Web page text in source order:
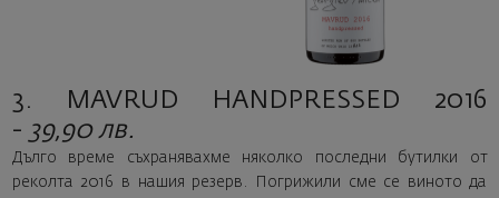
3. MAVRUD HANDPRESSED 2016
- 39,90 лв.
Дълго време съхранявахме няколко последни бутилки от
реколта 2016 в нашия резерв. Погрижили сме се виното да